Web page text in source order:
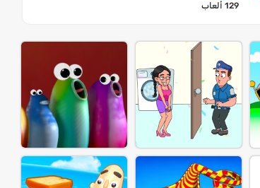
129 ألعاب